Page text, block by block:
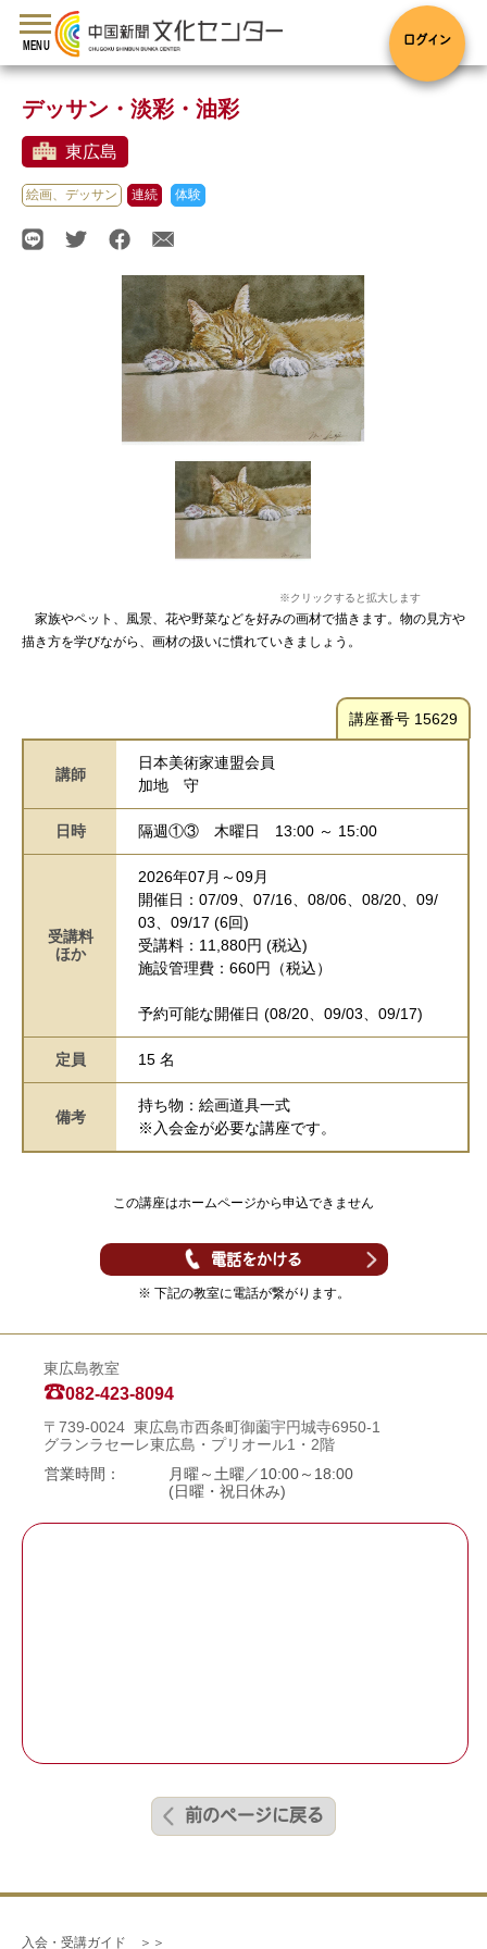
toggle
navigation
MENU ログイン
デッサン・淡彩・油彩
東広島
絵画、デッサン 連続 体験
※クリックすると拡大します
家族やペット、風景、花や野菜などを好みの画材で描きます。物の見方や
描き方を学びながら、画材の扱いに慣れていきましょう。
講座番号 15629
講師
日本美術家連盟会員
加地 守
日時 隔週①③ 木曜日 13:00 ～ 15:00
受講料
ほか
2026年07月～09月
開催日：07/09、07/16、08/06、08/20、09/
03、09/17 (6回)
受講料：11,880円 (税込)
施設管理費：660円（税込）
予約可能な開催日 (08/20、09/03、09/17)
定員 15 名
備考
持ち物：絵画道具一式
※入会金が必要な講座です。
この講座はホームページから申込できません
電話をかける
※ 下記の教室に電話が繋がります。
東広島教室
082-423-8094
〒739-0024 東広島市西条町御薗宇円城寺6950-1
グランラセーレ東広島・プリオール1・2階
営業時間：
月曜～土曜／10:00～18:00
(日曜・祝日休み)
前のページに戻る
入会・受講ガイド　＞＞